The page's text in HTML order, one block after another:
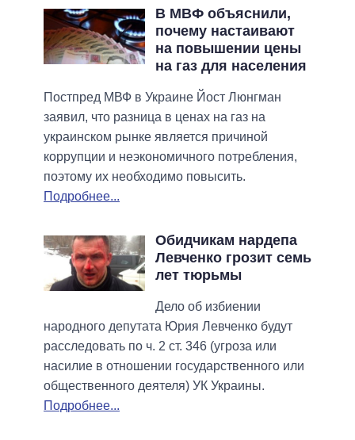
В МВФ объяснили,
почему настаивают
на повышении цены
на газ для населения
Постпред МВФ в Украине Йост Люнгман
заявил, что разница в ценах на газ на
украинском рынке является причиной
коррупции и неэкономичного потребления,
поэтому их необходимо повысить.
Подробнее...
Обидчикам нардепа
Левченко грозит семь
лет тюрьмы
Дело об избиении
народного депутата Юрия Левченко будут
расследовать по ч. 2 ст. 346 (угроза или
насилие в отношении государственного или
общественного деятеля) УК Украины.
Подробнее...